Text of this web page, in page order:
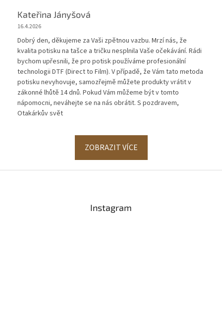
Kateřina Jányšová
16.4.2026
Dobrý den, děkujeme za Vaši zpětnou vazbu. Mrzí nás, že
kvalita potisku na tašce a tričku nesplnila Vaše očekávání. Rádi
bychom upřesnili, že pro potisk používáme profesionální
technologii DTF (Direct to Film). V případě, že Vám tato metoda
potisku nevyhovuje, samozřejmě můžete produkty vrátit v
zákonné lhůtě 14 dnů. Pokud Vám můžeme být v tomto
nápomocni, neváhejte se na nás obrátit. S pozdravem,
Otakárkův svět
ZOBRAZIT VÍCE
Instagram